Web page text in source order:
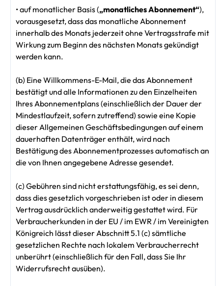
• auf monatlicher Basis („monatliches Abonnement“),
vorausgesetzt, dass das monatliche Abonnement
innerhalb des Monats jederzeit ohne Vertragsstrafe mit
Wirkung zum Beginn des nächsten Monats gekündigt
werden kann.
(b) Eine Willkommens-E-Mail, die das Abonnement
bestätigt und alle Informationen zu den Einzelheiten
Ihres Abonnementplans (einschließlich der Dauer der
Mindestlaufzeit, sofern zutreffend) sowie eine Kopie
dieser Allgemeinen Geschäftsbedingungen auf einem
dauerhaften Datenträger enthält, wird nach
Bestätigung des Abonnementprozesses automatisch an
die von Ihnen angegebene Adresse gesendet.
(c) Gebühren sind nicht erstattungsfähig, es sei denn,
dass dies gesetzlich vorgeschrieben ist oder in diesem
Vertrag ausdrücklich anderweitig gestattet wird. Für
Verbraucherkunden in der EU / im EWR / im Vereinigten
Königreich lässt dieser Abschnitt 5.1 (c) sämtliche
gesetzlichen Rechte nach lokalem Verbraucherrecht
unberührt (einschließlich für den Fall, dass Sie Ihr
Widerrufsrecht ausüben).